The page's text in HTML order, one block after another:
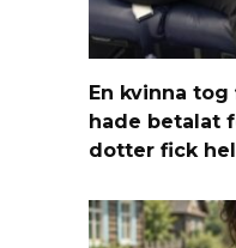
En kvinna
hade betalat
dotter fick